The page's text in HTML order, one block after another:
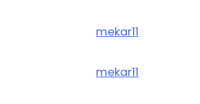
mekar11
mekar11